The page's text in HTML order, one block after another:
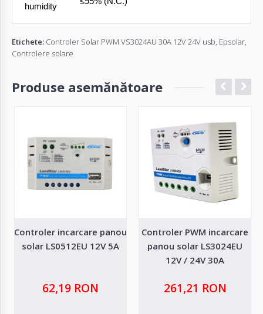
humidity
Etichete: Controler Solar PWM VS3024AU 30A 12V 24V usb Epsolar
Controlere solare
Produse asemănătoare
Controler incarcare panou
solar LS0512EU 12V 5A
62,19 RON
Controler PWM incarcare
panou solar LS3024EU
12V / 24V 30A
261,21 RON